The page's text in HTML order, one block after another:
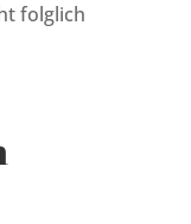
folglich